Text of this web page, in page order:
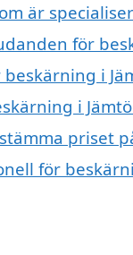
är
för
i
i
priset
för